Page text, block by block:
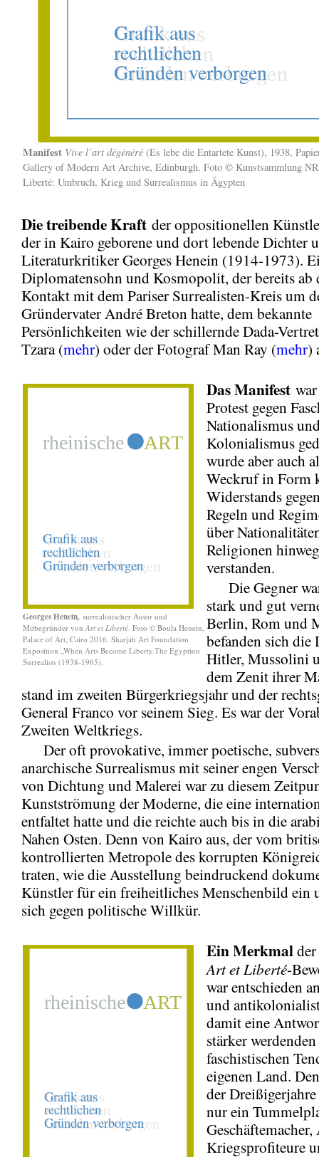
Manifest Vive l’art dégénéré (Es lebe die Entartete Kunst), 1938,
Gallery of Modern Art Archive, Edinburgh. Foto © Kunstsammlung
Liberté: Umbruch, Krieg und Surrealismus in Ägypten
Die treibende Kraft der oppositionellen
der in Kairo geborene und dort lebende Dichter
Literaturkritiker Georges Henein (1914-1973).
Diplomatensohn und Kosmopolit, der bereits ab
Kontakt mit dem Pariser Surrealisten-Kreis um
Gründervater André Breton hatte, dem bekannte
Persönlichkeiten wie der schillernde Dada-
Tzara (mehr) oder der Fotograf Man Ray (mehr)
Georges Henein, surrealistischer Autor und
Mitbegründer von Art et Liberté . Foto © Boula Henein,
Palace of Art, Cairo 2016. Sharjah Art Foundation
Exposition „When Arts Become Liberty.The Egyption
Surrealists (1938-1965).
Das Manifest
Protest gegen
Nationalismus
Kolonialismus
wurde aber auch
Weckruf in Form
Widerstands
Regeln und
über
Religionen
verstanden.
Die Gegner
stark und gut
Berlin, Rom und
befanden sich die
Hitler, Mussolini
dem Zenit ihrer
stand im zweiten Bürgerkriegsjahr und der
General Franco vor seinem Sieg. Es war der
Zweiten Weltkriegs.
Der oft provokative, immer poetische,
anarchische Surrealismus mit seiner engen
von Dichtung und Malerei war zu diesem
Kunstströmung der Moderne, die eine
entfaltet hatte und die reichte auch bis in die
Nahen Osten. Denn von Kairo aus, der vom
kontrollierten Metropole des korrupten
traten, wie die Ausstellung beindruckend
Künstler für ein freiheitliches Menschenbild ein
sich gegen politische Willkür.
Ein Merkmal
Art et Liberté-
war entschieden
und
damit eine
stärker
faschistischen
eigenen Land.
der
nur ein
Geschäftemacher,
Kriegsprofiteure